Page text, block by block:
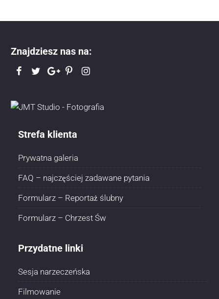
Znajdziesz nas na:
Strefa klienta
Prywatna galeria
FAQ – najczęściej zadawane pytania
Formularz – Reportaż ślubny
Formularz – Chrzest Św
Przydatne linki
Sesja narzeczeńska
Filmowanie